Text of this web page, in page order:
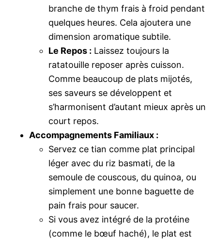
branche de thym frais à froid pendant
quelques heures. Cela ajoutera une
dimension aromatique subtile.
Le Repos : Laissez toujours la
ratatouille reposer après cuisson.
Comme beaucoup de plats mijotés,
ses saveurs se développent et
s’harmonisent d’autant mieux après un
court repos.
Accompagnements Familiaux :
Servez ce tian comme plat principal
léger avec du riz basmati, de la
semoule de couscous, du quinoa, ou
simplement une bonne baguette de
pain frais pour saucer.
Si vous avez intégré de la protéine
(comme le bœuf haché), le plat est